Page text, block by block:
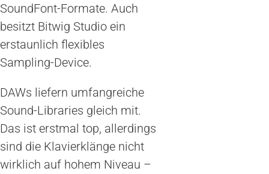
SoundFont-Formate. Auch
besitzt Bitwig Studio ein
erstaunlich flexibles
Sampling-Device.
DAWs liefern umfangreiche
Sound-Libraries gleich mit.
Das ist erstmal top, allerdings
sind die Klavierklänge nicht
wirklich auf hohem Niveau –